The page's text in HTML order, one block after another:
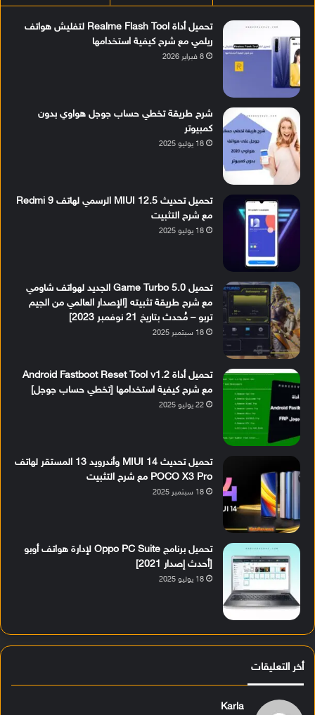
تحميل أداة Realme Flash Tool لتفليش هواتف
ريلمي مع شرح كيفية استخدامها
8 فبراير 2026
شرح طريقة تخطي حساب جوجل هواوي بدون
كمبيوتر
18 يوليو 2025
تحميل تحديث MIUI 12.5 الرسمي لهاتف Redmi 9
مع شرح التثبيت
18 يوليو 2025
تحميل Game Turbo 5.0 الجديد لهواتف شاومي
مع شرح طريقة تثبيته [الإصدار العالمي من الجيم
تربو – مُحدث بتاريخ 21 نوفمبر 2023]
18 سبتمبر 2025
تحميل أداة Android Fastboot Reset Tool v1.2
مع شرح كيفية استخدامها [تخطي حساب جوجل]
22 يوليو 2025
تحميل تحديث MIUI 14 وأندرويد 13 المستقر لهاتف
POCO X3 Pro مع شرح التثبيت
18 سبتمبر 2025
تحميل برنامج Oppo PC Suite لإدارة هواتف أوبو
[أحدث إصدار 2021]
18 يوليو 2025
أخر التعليقات
Karla